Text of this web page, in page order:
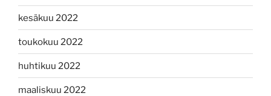
kesäkuu 2022
toukokuu 2022
huhtikuu 2022
maaliskuu 2022